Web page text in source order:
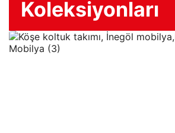
Koleksiyonları